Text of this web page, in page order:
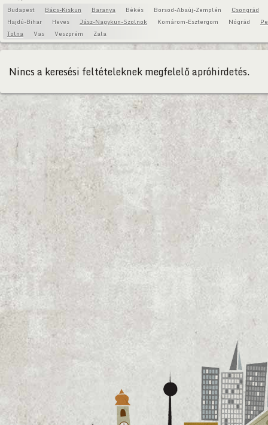
Budapest Bács-Kiskun Baranya Békés Borsod-Abaúj-Zemplén
Csongrád
Hajdú-Bihar
Heves Jász-Nagykun-Szolnok Komárom-Esztergom Nógrád
Tolna
Vas Veszprém Zala
Nincs a keresési feltételeknek megfelelő apróhirdetés.